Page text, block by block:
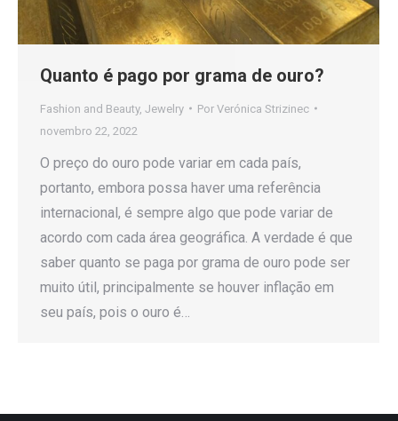
Quanto é pago por grama de ouro?
Fashion and Beauty, Jewelry Por Verónica Strizinec
novembro 22, 2022
O preço do ouro pode variar em cada país,
portanto, embora possa haver uma referência
internacional, é sempre algo que pode variar de
acordo com cada área geográfica. A verdade é que
saber quanto se paga por grama de ouro pode ser
muito útil, principalmente se houver inflação em
seu país, pois o ouro é…